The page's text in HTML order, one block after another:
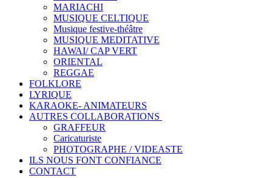
MARIACHI
MUSIQUE CELTIQUE
Musique festive-théâtre
MUSIQUE MEDITATIVE
HAWAI/ CAP VERT
ORIENTAL
REGGAE
FOLKLORE
LYRIQUE
KARAOKE- ANIMATEURS
AUTRES COLLABORATIONS
GRAFFEUR
Caricaturiste
PHOTOGRAPHE / VIDEASTE
ILS NOUS FONT CONFIANCE
CONTACT